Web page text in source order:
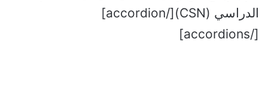
الدراسي (CSN)[/accordion]
[/accordions]